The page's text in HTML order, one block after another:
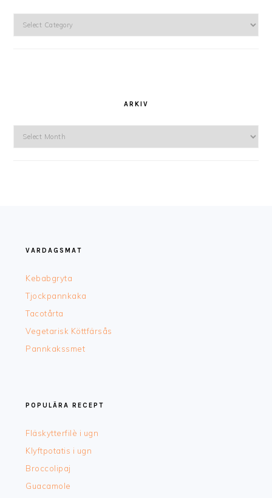
ARKIV
VARDAGSMAT
Kebabgryta
Tjockpannkaka
Tacotårta
Vegetarisk Köttfärsås
Pannkakssmet
POPULÄRA RECEPT
Fläskytterfilè i ugn
Klyftpotatis i ugn
Broccolipaj
Guacamole